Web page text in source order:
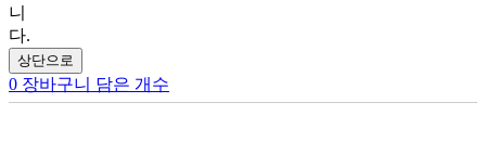
니
다.
상단으로
0 장바구니 담은 개수